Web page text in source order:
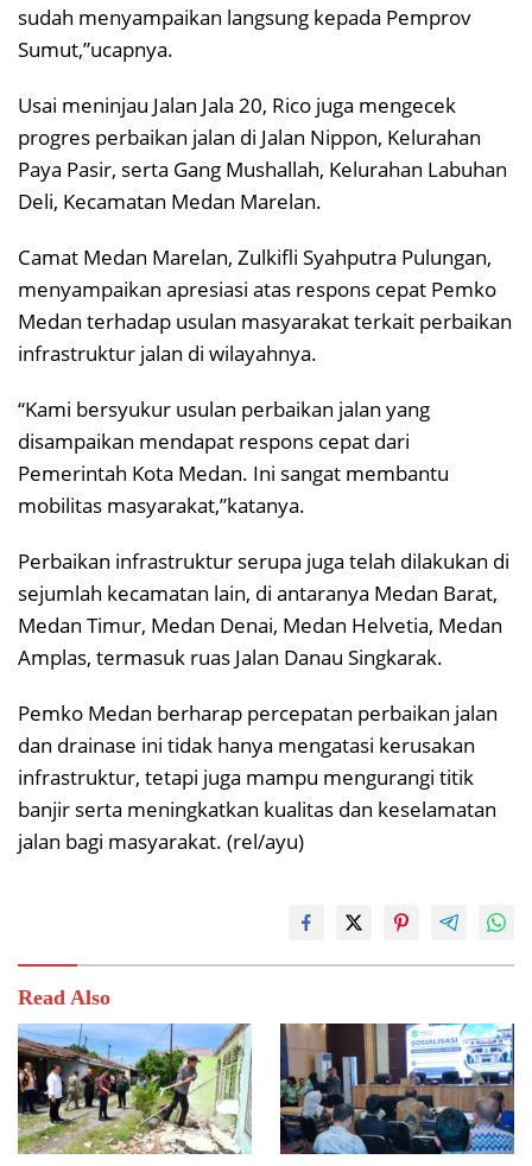
sudah menyampaikan langsung kepada Pemprov
Sumut,”ucapnya.
Usai meninjau Jalan Jala 20, Rico juga mengecek
progres perbaikan jalan di Jalan Nippon, Kelurahan
Paya Pasir, serta Gang Mushallah, Kelurahan Labuhan
Deli, Kecamatan Medan Marelan.
Camat Medan Marelan, Zulkifli Syahputra Pulungan,
menyampaikan apresiasi atas respons cepat Pemko
Medan terhadap usulan masyarakat terkait perbaikan
infrastruktur jalan di wilayahnya.
“Kami bersyukur usulan perbaikan jalan yang
disampaikan mendapat respons cepat dari
Pemerintah Kota Medan. Ini sangat membantu
mobilitas masyarakat,”katanya.
Perbaikan infrastruktur serupa juga telah dilakukan di
sejumlah kecamatan lain, di antaranya Medan Barat,
Medan Timur, Medan Denai, Medan Helvetia, Medan
Amplas, termasuk ruas Jalan Danau Singkarak.
Pemko Medan berharap percepatan perbaikan jalan
dan drainase ini tidak hanya mengatasi kerusakan
infrastruktur, tetapi juga mampu mengurangi titik
banjir serta meningkatkan kualitas dan keselamatan
jalan bagi masyarakat. (rel/ayu)
Read Also